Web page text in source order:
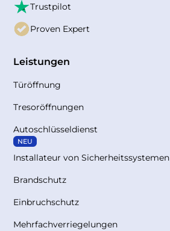
Trustpilot
Proven Expert
Leistungen
Türöffnung
Tresoröffnungen
Autoschlüsseldienst
NEU
Installateur von Sicherheitssystemen
Brandschutz
Einbruchschutz
Mehrfachverriegelungen